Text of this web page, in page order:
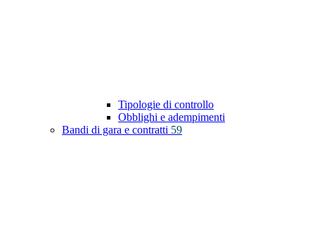
Tipologie di controllo
Obblighi e adempimenti
Bandi di gara e contratti 59